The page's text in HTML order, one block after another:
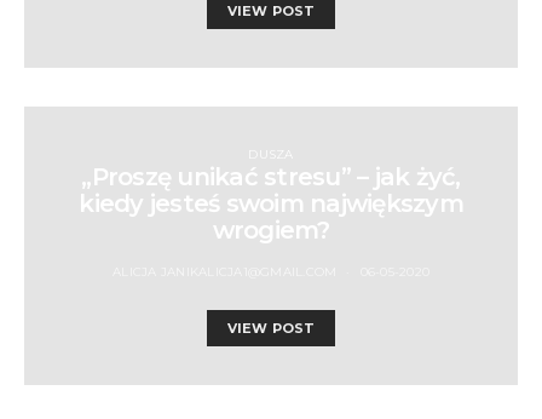
VIEW POST
DUSZA
„Proszę unikać stresu” – jak żyć,
kiedy jesteś swoim największym
wrogiem?
VIEW POST